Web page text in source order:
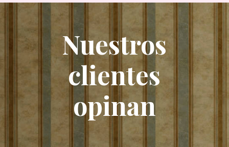
Nuestros
clientes
opinan